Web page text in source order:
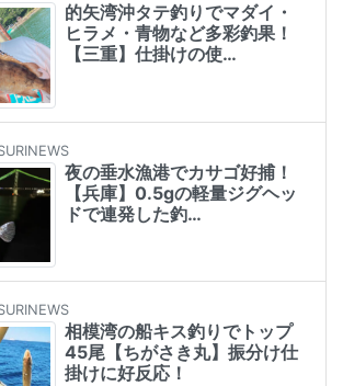
的矢湾沖タテ釣りでマダイ・
ヒラメ・青物など多彩釣果！
【三重】仕掛けの使…
夜の垂水漁港でカサゴ好捕！
【兵庫】0.5gの軽量ジグヘッ
ドで連発した釣…
相模湾の船キス釣りでトップ
45尾【ちがさき丸】振分け仕
掛けに好反応！